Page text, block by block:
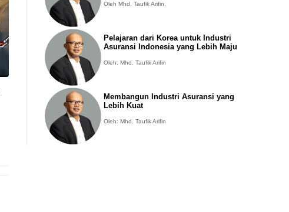
Oleh Mhd. Taufik Arifin,
Pelajaran dari Korea untuk Industri
Asuransi Indonesia yang Lebih Maju
Oleh: Mhd. Taufik Arifin
Membangun Industri Asuransi yang
Lebih Kuat
Oleh: Mhd. Taufik Arifin